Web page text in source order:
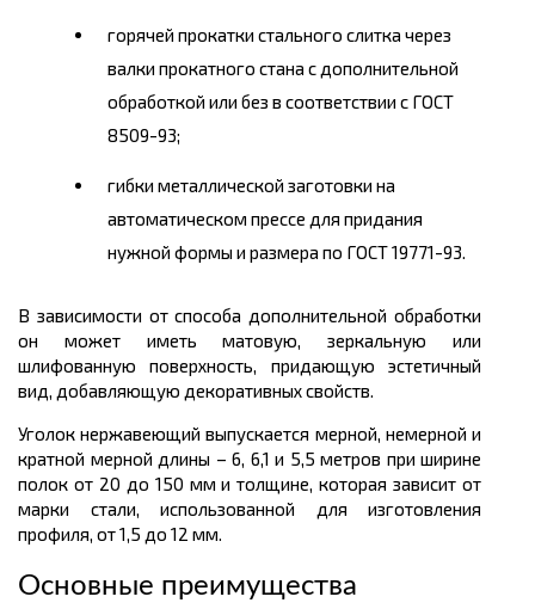
горячей прокатки стального слитка через
валки прокатного стана с дополнительной
обработкой или без в соответствии с ГОСТ
8509-93;
гибки металлической заготовки на
автоматическом прессе для придания
нужной формы и размера по ГОСТ 19771-93.
В зависимости от способа дополнительной обработки
он может иметь матовую, зеркальную или
шлифованную поверхность, придающую эстетичный
вид, добавляющую декоративных свойств.
Уголок нержавеющий выпускается мерной, немерной и
кратной мерной длины – 6, 6,1 и 5,5 метров при ширине
полок от 20 до 150 мм и толщине, которая зависит от
марки стали, использованной для изготовления
профиля, от 1,5 до 12 мм.
Основные преимущества